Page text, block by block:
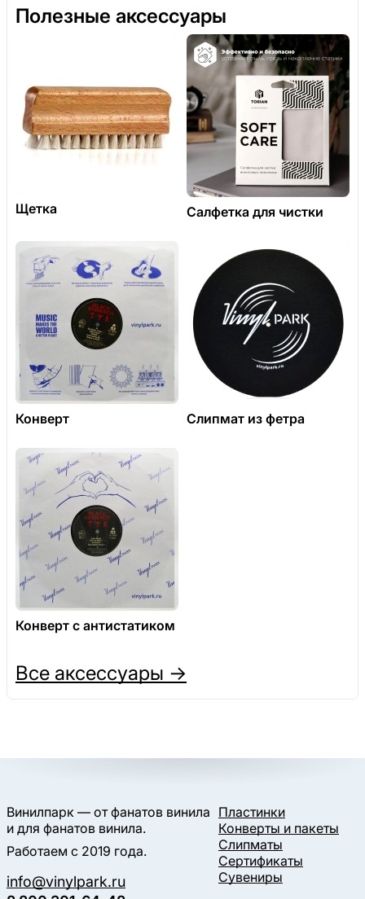
Полезные аксессуары
Щетка Салфетка для чистки
Конверт Слипмат из фетра
Конверт с антистатиком
Все аксессуары →
Винилпарк — от фанатов винила
и для фанатов винила.
Работаем с 2019 года.
info@vinylpark.ru
Пластинки
Конверты и пакеты
Слипматы
Сертификаты
Сувениры